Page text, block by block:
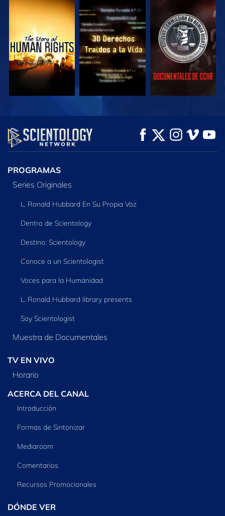
VE VE VE
VE
EXPLORA LAS
SERIES
PROGRAMAS
Series Originales
L. Ronald Hubbard En Su Propia Voz
Dentro de Scientology
Destino: Scientology
Conoce a un Scientologist
Voces para la Humanidad
L. Ronald Hubbard library presents
Soy Scientologist
Muestra de Documentales
TV EN VIVO
Horario
ACERCA DEL CANAL
Introducción
Formas de Sintonizar
Mediaroom
Comentarios
Recursos Promocionales
DÓNDE VER